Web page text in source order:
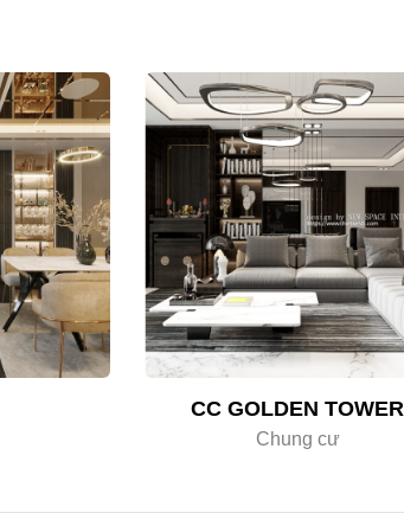
CC GOLDEN TOWER
Chung cư